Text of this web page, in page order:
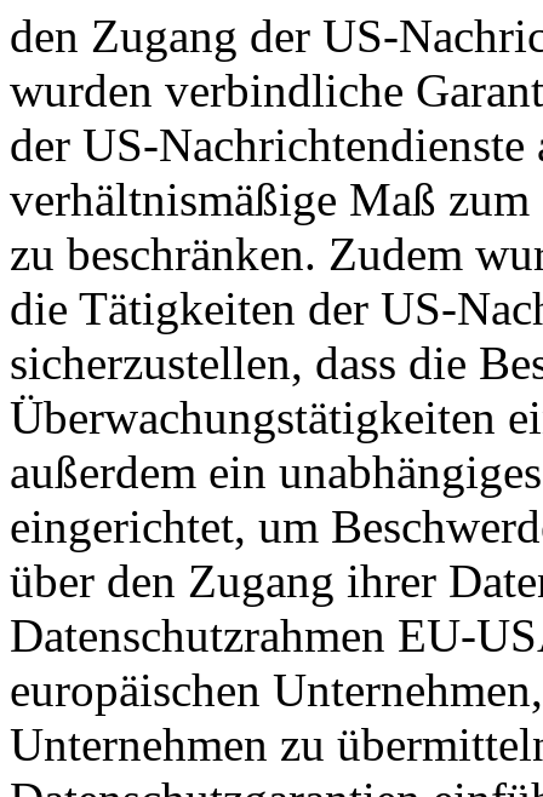
den Zugang der US-
wurden verbindliche
der US-
verhältnismäßige Maß
zu beschränken. Zudem
die Tätigkeiten der US-
sicherzustellen, dass die
Überwachungstätigkeiten
außerdem ein
eingerichtet, um
über den Zugang ihrer
Datenschutzrahmen EU-
europäischen
Unternehmen zu